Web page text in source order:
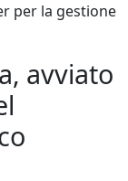
per la gestione
avviato